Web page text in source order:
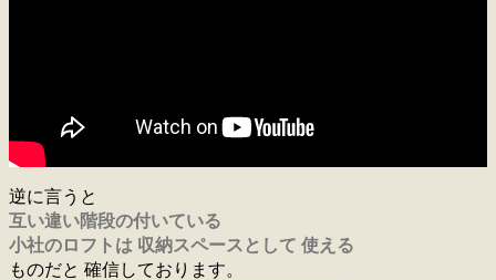
逆に言うと
互い違い階段の付いている
小社のロフトは 収納スペースとして 使える
ものだと 確信しております。